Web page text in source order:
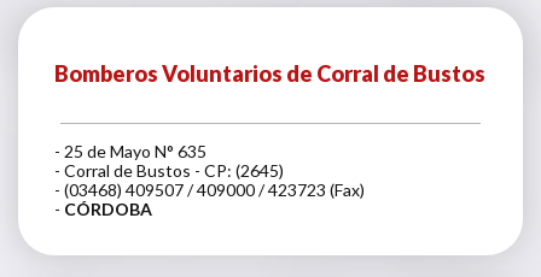
Bomberos Voluntarios de Corral de Bustos
- 25 de Mayo N° 635
- Corral de Bustos - CP: (2645)
- (03468) 409507 / 409000 / 423723 (Fax)
- CÓRDOBA